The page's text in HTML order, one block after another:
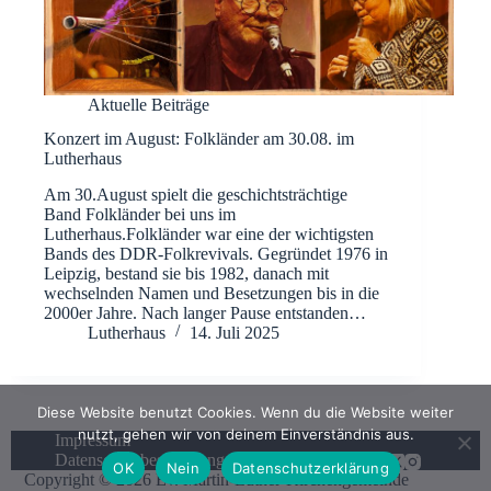
Aktuelle Beiträge
Konzert im August: Folkländer am 30.08. im
Lutherhaus
Am 30.August spielt die geschichtsträchtige
Band Folkländer bei uns im
Lutherhaus.Folkländer war eine der wichtigsten
Bands des DDR-Folkrevivals. Gegründet 1976 in
Leipzig, bestand sie bis 1982, danach mit
wechselnden Namen und Besetzungen bis in die
2000er Jahre. Nach langer Pause entstanden…
Lutherhaus
14. Juli 2025
Impressum
Datenschutzbestimmungen
Copyright © 2026 Ev. Martin-Luther-Kirchengemeinde
Diese Website benutzt Cookies. Wenn du die Website weiter
nutzt, gehen wir von deinem Einverständnis aus.
OK
Nein Datenschutzerklärung